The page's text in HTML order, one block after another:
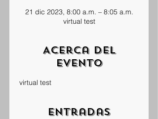
21 dic 2023, 8:00 a.m. – 8:05 a.m.
virtual test
Acerca del
evento
virtual test
Entradas